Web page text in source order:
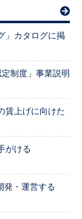
」カタログに掲
制度」事業説明
賃上げに向けた
がける
発・運営する